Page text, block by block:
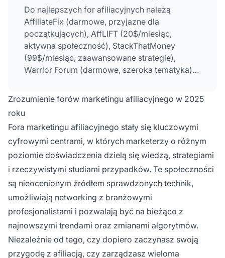
Do najlepszych for afiliacyjnych należą
AffiliateFix (darmowe, przyjazne dla
początkujących), AffLIFT (20$/miesiąc,
aktywna społeczność), StackThatMoney
(99$/miesiąc, zaawansowane strategie),
Warrior Forum (darmowe, szeroka tematyka)
podejście). Każde z for oferuje unikalne
korzyści w zależności od poziomu
doświadczenia i indywidualnych potrzeb w
marketingu afiliacyjnym.
Zrozumienie forów marketingu afiliacyjnego w 2025
roku
Fora marketingu afiliacyjnego stały się kluczowymi
cyfrowymi centrami, w których marketerzy o różnym
poziomie doświadczenia dzielą się wiedzą, strategiami
i rzeczywistymi studiami przypadków. Te społeczności
są nieocenionym źródłem sprawdzonych technik,
umożliwiają networking z branżowymi
profesjonalistami i pozwalają być na bieżąco z
najnowszymi trendami oraz zmianami algorytmów.
Niezależnie od tego, czy dopiero zaczynasz swoją
przygodę z afiliacją, czy zarządzasz wieloma